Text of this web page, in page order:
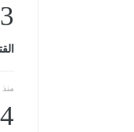
منذ 15 يومًا